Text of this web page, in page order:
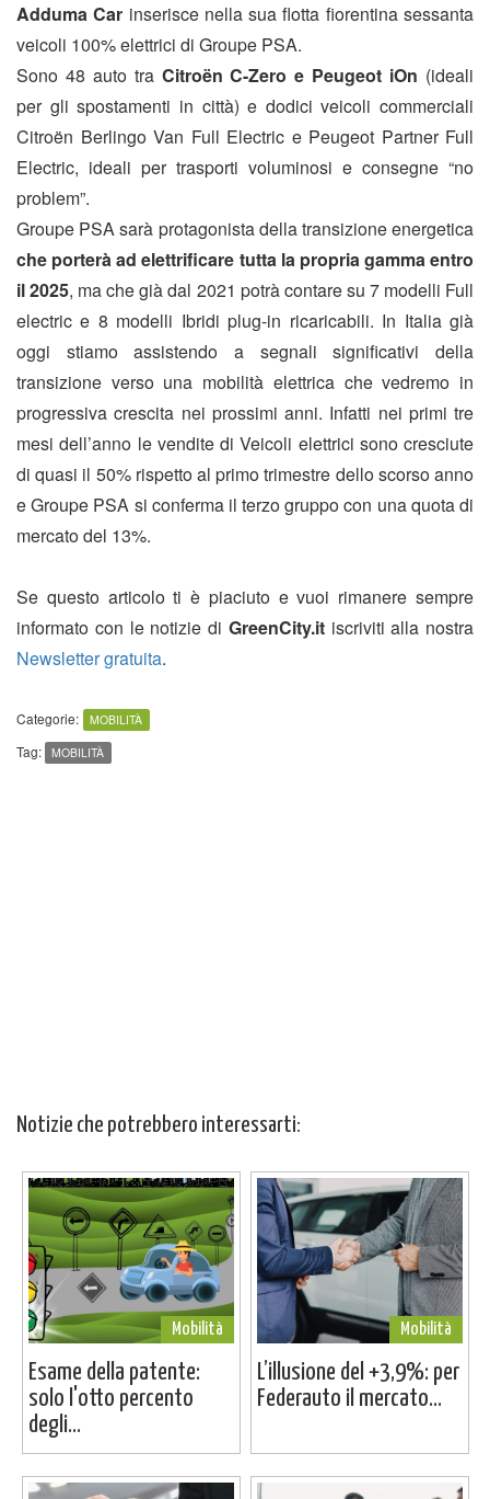
Adduma Car inserisce nella sua flotta fiorentina sessanta
veicoli 100% elettrici di Groupe PSA.
Sono 48 auto traCitroën C-Zero e Peugeot iOn (ideali
per gli spostamenti in città) e dodici veicoli commerciali
Citroën Berlingo Van Full Electric e Peugeot Partner Full
Electric, ideali per trasporti voluminosi e consegne “no
problem”.
Groupe PSA sarà protagonista della transizione energetica
che porterà ad elettrificare tutta la propria gamma entro
il 2025, ma che già dal 2021 potrà contare su 7 modelli Full
electric e 8 modelli Ibridi plug-in ricaricabili. In Italia già
oggi stiamo assistendo a segnali significativi della
transizione verso una mobilità elettrica che vedremo in
progressiva crescita nei prossimi anni. Infatti nei primi tre
mesi dell’anno le vendite di Veicoli elettrici sono cresciute
di quasi il 50% rispetto al primo trimestre dello scorso anno
e Groupe PSA si conferma il terzo gruppo con una quota di
mercato del 13%.
Se questo articolo ti è piaciuto e vuoi rimanere sempre
informato con le notizie di GreenCity.itiscriviti alla nostra
Newsletter gratuita.
Categorie: MOBILITÀ
Tag: MOBILITÀ
Notizie che potrebbero interessarti:
Mobilità
Esame della patente:
solo l'otto percento
degli...
Mobilità
L’illusione del +3,9%: per
Federauto il mercato...